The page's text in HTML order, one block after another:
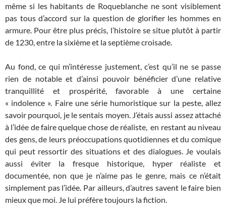
même si les habitants de Roqueblanche ne sont visiblement
pas tous d’accord sur la question de glorifier les hommes en
armure. Pour être plus précis, l’histoire se situe plutôt à partir
de 1230, entre la sixième et la septième croisade.
Au fond, ce qui m’intéresse justement, c’est qu’il ne se passe
rien de notable et d’ainsi pouvoir bénéficier d’une relative
tranquillité et prospérité, favorable à une certaine
« indolence ». Faire une série humoristique sur la peste, allez
savoir pourquoi, je le sentais moyen. J’étais aussi assez attaché
à l’idée de faire quelque chose de réaliste, en restant au niveau
des gens, de leurs préoccupations quotidiennes et du comique
qui peut ressortir des situations et des dialogues. Je voulais
aussi éviter la fresque historique, hyper réaliste et
documentée, non que je n’aime pas le genre, mais ce n’était
simplement pas l’idée. Par ailleurs, d’autres savent le faire bien
mieux que moi. Je lui préfère toujours la fiction.